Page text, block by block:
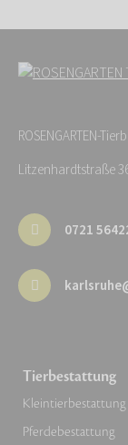
ROSENGARTEN-
Litzenhardtstraße
0721
Tierbestattung
Kleintierbestattung
Pferdebestattung